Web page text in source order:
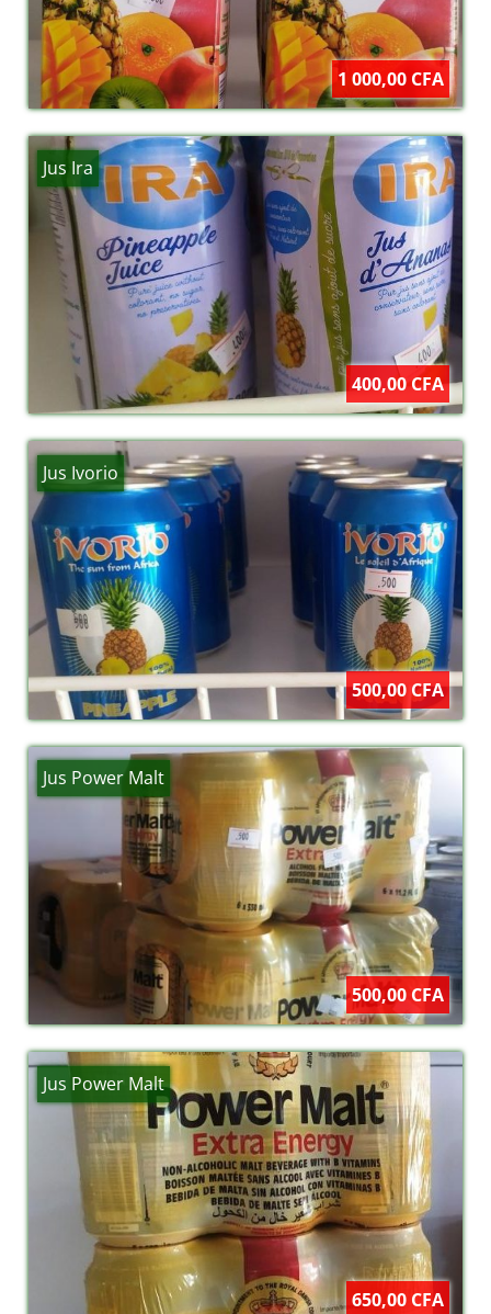
1 000,00 CFA
Jus Ira
400,00 CFA
Jus Ivorio
500,00 CFA
Jus Power Malt
500,00 CFA
Jus Power Malt
650,00 CFA